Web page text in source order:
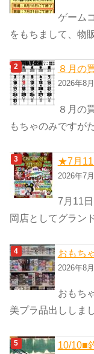
ー
ゲーム
をもちまして、物
８月の
2026年8
８月の
もちゃのみですが
★7月11
2026年7
7月11
岡店としてグラン
おもち
2026年8
おもち
美プラ品出ししま
10/10■